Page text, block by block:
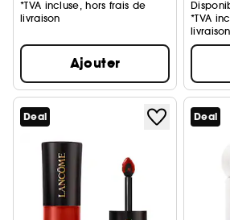
*TVA incluse, hors frais de
livraison
Ajouter
*TVA
livraison
Deal Deal